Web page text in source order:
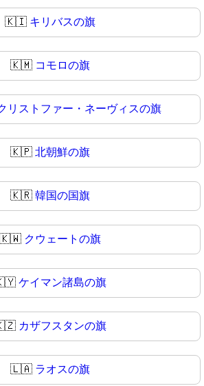
🇰🇮 キリバスの旗
🇰🇲 コモロの旗
リストファー・ネーヴィスの旗
🇰🇵 北朝鮮の旗
🇰🇷 韓国の国旗
🇰🇼 クウェートの旗
ケイマン諸島の旗
カザフスタンの旗
🇱🇦 ラオスの旗